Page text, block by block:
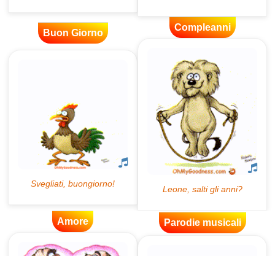
Buon Giorno
Compleanni
Amore Parodie musicali